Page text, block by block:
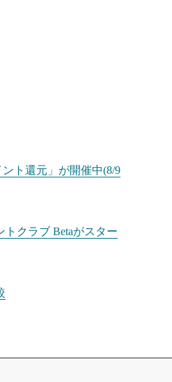
ト還元」が開催中(8/9
クラブ Betaがスター